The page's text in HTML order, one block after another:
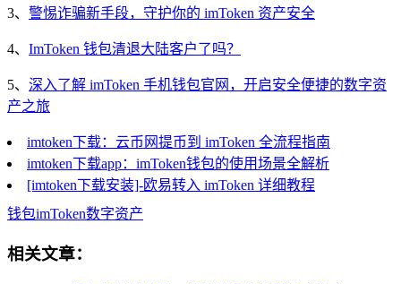
3、 警惕诈骗新手段，守护你的 imToken 资产安全
4、 ImToken 钱包清退大陆客户了吗？
5、 深入了解 imToken 手机钱包官网，开启安全便捷的数字资
产之旅
imtoken下载：云币网提币到 imToken 全流程指南
imtoken下载app：imToken钱包的使用场景全解析
[imtoken下载安装]-欧易转入 imToken 详细教程
钱包imToken数字资产
相关文章：